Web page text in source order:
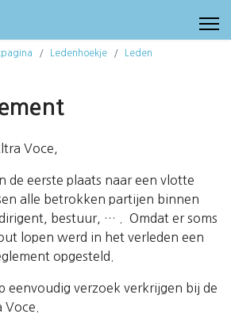
Ledenhoekje
Leden
Voce,
de eerste plaats naar een vlotte
alle betrokken partijen binnen
bestuur, … . Omdat er soms
lopen werd in het verleden een
opgesteld.
eenvoudig verzoek verkrijgen bij de